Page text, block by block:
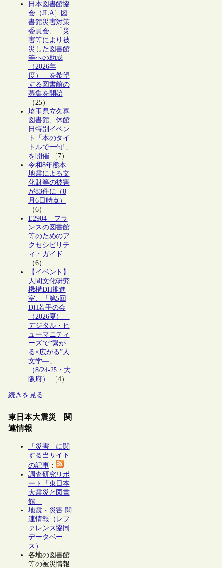
日本図書館協
会（JLA）図
書館災害対策
委員会、「災
害等により被
災した図書館
等への助成
（2026年
度）」を希望
する図書館の
募集を開始
（25）
埼玉県立久喜
図書館、休館
日特別イベン
ト「本のタイ
トルで一句!」
を開催（7）
令和8年熊本
地震による文
化財等の被害
が83件に（8
月6日時点）
（6）
E2904 – フラ
ンスの図書館
等のためのア
クセシビリテ
ィ・ガイド
（6）
【イベント】
人間文化研究
機構DH推進
室、「第5回
DH若手の会
（2026夏）―
デジタル・ヒ
ューマニティ
ーズで“繋が
る×広がる”人
文学―」
（8/24-25・大
阪府）
（4）
続きを見る
東日本大震災 関
連情報
「災害」に関
する当サイト
の記事：
調査研究リポ
ート「東日本
大震災と図書
館」
地震・災害 関
連情報（レフ
ァレンス協同
データベー
ス）
各地の図書館
等の被災情報